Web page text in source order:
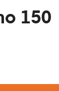
150